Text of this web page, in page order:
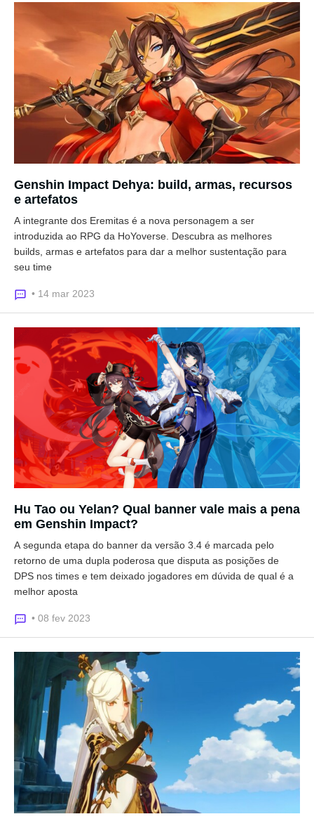
Genshin Impact Dehya: build, armas, recursos
e artefatos
A integrante dos Eremitas é a nova personagem a ser
introduzida ao RPG da HoYoverse. Descubra as melhores
builds, armas e artefatos para dar a melhor sustentação para
seu time
• 14 mar 2023
Hu Tao ou Yelan? Qual banner vale mais a pena
em Genshin Impact?
A segunda etapa do banner da versão 3.4 é marcada pelo
retorno de uma dupla poderosa que disputa as posições de
DPS nos times e tem deixado jogadores em dúvida de qual é a
melhor aposta
• 08 fev 2023